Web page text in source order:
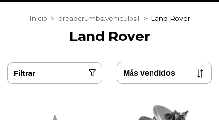
Inicio > breadcrumbs.vehiculos1 > Land Rover
Land Rover
Filtrar